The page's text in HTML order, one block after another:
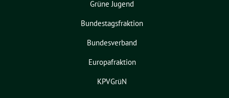
Grüne Jugend
Bundestagsfraktion
Bundesverband
Europafraktion
KPVGrüN